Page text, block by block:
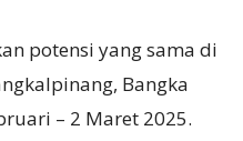
potensi yang sama di
Bangka
– 2 Maret 2025.